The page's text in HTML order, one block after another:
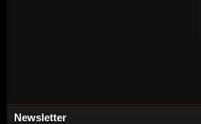
Newsletter